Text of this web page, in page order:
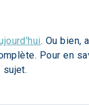
. Ou bien,
Pour en